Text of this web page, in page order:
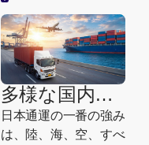
質・スピーディー・ロ
ーコストの5段階洗浄
により、ISO・GMP・
GDP・HACCPなど
年々高まる品質基準に
対応したパレット運用
を支援します。
多様な国内サ
ービス
日本通運の一番の強み
は、陸、海、空、すべ